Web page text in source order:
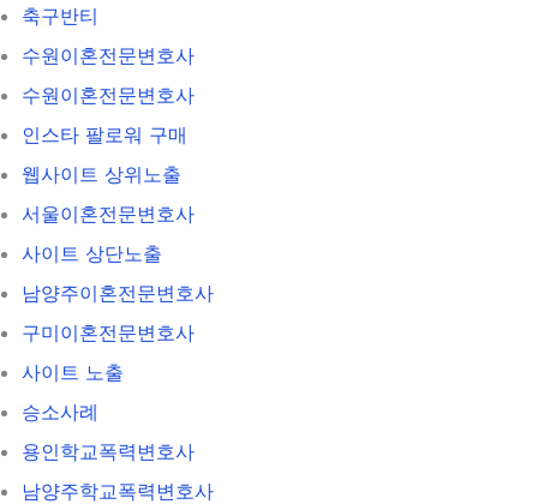
축구반티
수원이혼전문변호사
수원이혼전문변호사
인스타 팔로워 구매
웹사이트 상위노출
서울이혼전문변호사
사이트 상단노출
남양주이혼전문변호사
구미이혼전문변호사
사이트 노출
승소사례
용인학교폭력변호사
남양주학교폭력변호사